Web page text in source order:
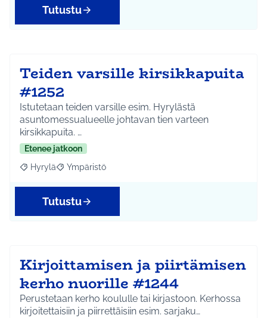
Tutustu
Teiden varsille kirsikkapuita
#1252
Istutetaan teiden varsille esim. Hyrylästä
asuntomessualueelle johtavan tien varteen
kirsikkapuita. …
Etenee jatkoon
Rajaa tulokset aihepiirin mukaan: Hyrylä
Hyrylä Rajaa tulokset teeman mukaan: Ympäristö
Ympäristö
Tutustu
Kirjoittamisen ja piirtämisen
kerho nuorille #1244
Perustetaan kerho koululle tai kirjastoon. Kerhossa
kirjoitettaisiin ja piirrettäisiin esim. sarjaku…